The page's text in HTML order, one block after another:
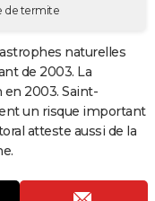
de termite
naturelles
de 2003. La
en 2003. Saint-
un risque important
atteste aussi de la